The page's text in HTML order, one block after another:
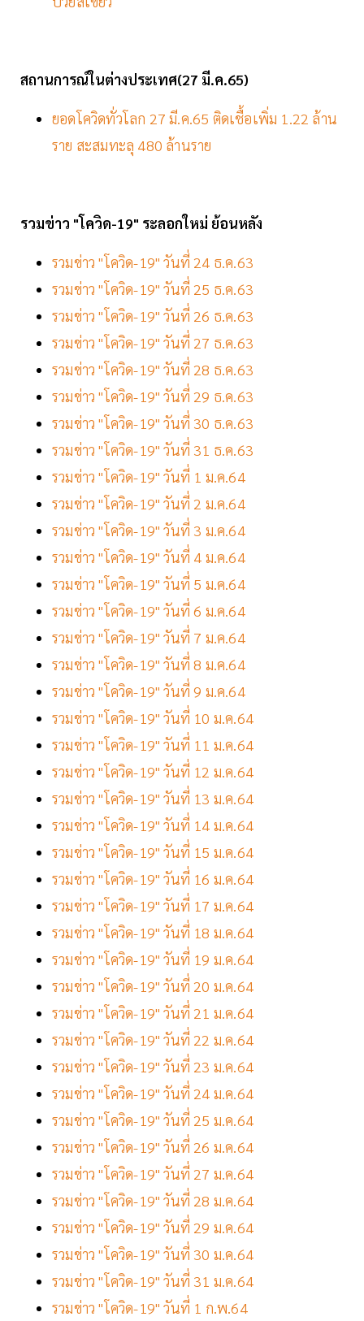
สถานการณ์ในต่างประเทศ(27 มี.ค.65)
ยอดโควิดทั่วโลก 27 มี.ค.65 ติดเชื้อเพิ่ม 1.22 ล้าน
ราย สะสมทะลุ 480 ล้านราย
รวมข่าว "โควิด-19" ระลอกใหม่ ย้อนหลัง
รวมข่าว "โควิด-19" วันที่ 24 ธ.ค.63
รวมข่าว "โควิด-19" วันที่ 25 ธ.ค.63
รวมข่าว "โควิด-19" วันที่ 26 ธ.ค.63
รวมข่าว "โควิด-19" วันที่ 27 ธ.ค.63
รวมข่าว "โควิด-19" วันที่ 28 ธ.ค.63
รวมข่าว "โควิด-19" วันที่ 29 ธ.ค.63
รวมข่าว "โควิด-19" วันที่ 30 ธ.ค.63
รวมข่าว "โควิด-19" วันที่ 31 ธ.ค.63
รวมข่าว "โควิด-19" วันที่ 1 ม.ค.64
รวมข่าว "โควิด-19" วันที่ 2 ม.ค.64
รวมข่าว "โควิด-19" วันที่ 3 ม.ค.64
รวมข่าว "โควิด-19" วันที่ 4 ม.ค.64
รวมข่าว "โควิด-19" วันที่ 5 ม.ค.64
รวมข่าว "โควิด-19" วันที่ 6 ม.ค.64
รวมข่าว "โควิด-19" วันที่ 7 ม.ค.64
รวมข่าว "โควิด-19" วันที่ 8 ม.ค.64
รวมข่าว "โควิด-19" วันที่ 9 ม.ค.64
รวมข่าว "โควิด-19" วันที่ 10 ม.ค.64
รวมข่าว "โควิด-19" วันที่ 11 ม.ค.64
รวมข่าว "โควิด-19" วันที่ 12 ม.ค.64
รวมข่าว "โควิด-19" วันที่ 13 ม.ค.64
รวมข่าว "โควิด-19" วันที่ 14 ม.ค.64
รวมข่าว "โควิด-19" วันที่ 15 ม.ค.64
รวมข่าว "โควิด-19" วันที่ 16 ม.ค.64
รวมข่าว "โควิด-19" วันที่ 17 ม.ค.64
รวมข่าว "โควิด-19" วันที่ 18 ม.ค.64
รวมข่าว "โควิด-19" วันที่ 19 ม.ค.64
รวมข่าว "โควิด-19" วันที่ 20 ม.ค.64
รวมข่าว "โควิด-19" วันที่ 21 ม.ค.64
รวมข่าว "โควิด-19" วันที่ 22 ม.ค.64
รวมข่าว "โควิด-19" วันที่ 23 ม.ค.64
รวมข่าว "โควิด-19" วันที่ 24 ม.ค.64
รวมข่าว "โควิด-19" วันที่ 25 ม.ค.64
รวมข่าว "โควิด-19" วันที่ 26 ม.ค.64
รวมข่าว "โควิด-19" วันที่ 27 ม.ค.64
รวมข่าว "โควิด-19" วันที่ 28 ม.ค.64
รวมข่าว "โควิด-19" วันที่ 29 ม.ค.64
รวมข่าว "โควิด-19" วันที่ 30 ม.ค.64
รวมข่าว "โควิด-19" วันที่ 31 ม.ค.64
รวมข่าว "โควิด-19" วันที่ 1 ก.พ.64